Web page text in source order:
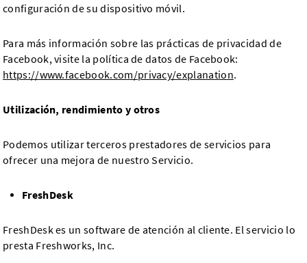
configuración de su dispositivo móvil.
Para más información sobre las prácticas de privacidad de
Facebook, visite la política de datos de Facebook:
https://www.facebook.com/privacy/explanation.
Utilización, rendimiento y otros
Podemos utilizar terceros prestadores de servicios para
ofrecer una mejora de nuestro Servicio.
FreshDesk
FreshDesk es un software de atención al cliente. El servicio lo
presta Freshworks, Inc.